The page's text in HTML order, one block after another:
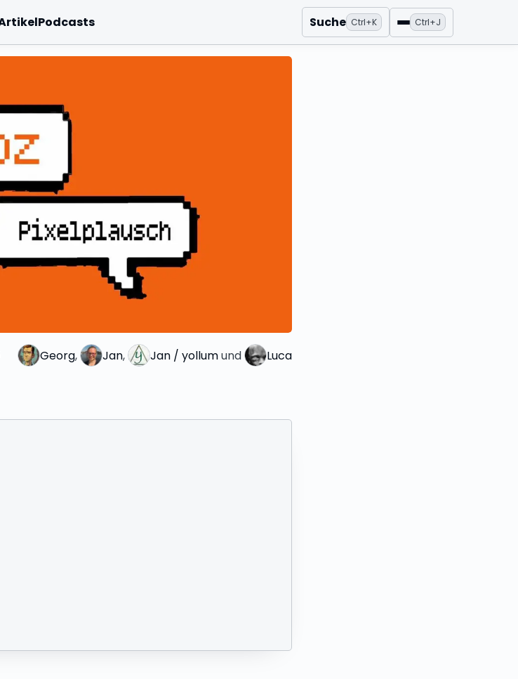
Podcasts Suche Ctrl+K Ctrl+J
Menü
Georg, Jan, Jan / yollum und Luca